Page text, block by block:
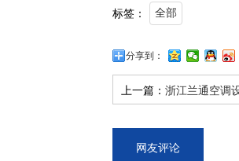
标签： 全部
分享到：
上一篇： 浙江兰通空调
网友评论